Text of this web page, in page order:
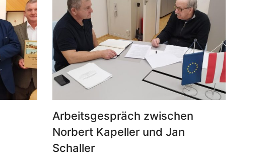
Arbeitsgespräch zwischen
Norbert Kapeller und Jan
Schaller